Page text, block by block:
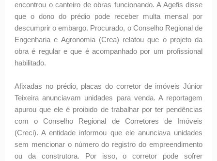
encontrou o canteiro de obras funcionando. A Agefis disse
que o dono do prédio pode receber multa mensal por
descumprir o embargo. Procurado, o Conselho Regional de
Engenharia e Agronomia (Crea) relatou que o projeto da
obra é regular e que é acompanhado por um profissional
habilitado.
Afixadas no prédio, placas do corretor de imóveis Júnior
Teixeira anunciavam unidades para venda. A reportagem
apurou que ele é proibido de trabalhar por ter pendências
com o Conselho Regional de Corretores de Imóveis
(Creci). A entidade informou que ele anunciava unidades
sem mencionar o número do registro do empreendimento
ou da construtora. Por isso, o corretor pode sofrer